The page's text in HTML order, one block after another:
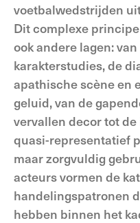
voetbalwedstrijden
Dit complexe
ook andere lagen:
karakterstudies, de
apathische scène en
geluid, van de
vervallen decor tot
quasi-representatief
maar zorgvuldig
acteurs vormen de
handelingspatronen
hebben binnen het